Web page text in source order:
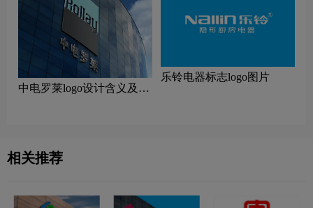
中电罗莱logo设计含义及设
乐铃电器标志logo图片
相关推荐